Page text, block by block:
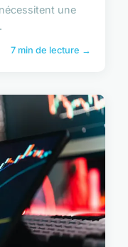
une
7 min de lecture →